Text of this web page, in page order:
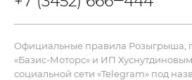
Сквозная зарядка :
нет
Тип крепления клавиш :
ножницы
Официальные правила Розыгрыша,
«Базис-Моторс» и ИП
социальной сети «Telegram» под